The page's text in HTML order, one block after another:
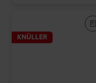
KNÜLLER